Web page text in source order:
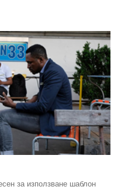
за използване шаблон